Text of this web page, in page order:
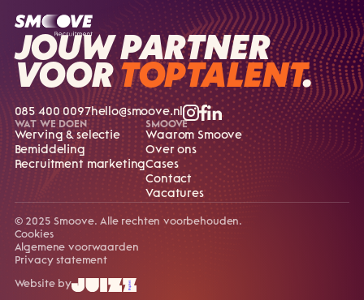
JOUW PARTNER
VOORTOPTALENT.
085 400 0097hello@smoove.nl
WAT WE DOEN
Werving & selectie
Bemiddeling
Recruitment marketing
SMOOVE
Waarom Smoove
Over ons
Cases
Contact
Vacatures
© 2025 Smoove. Alle rechten voorbehouden.
Cookies
Algemene voorwaarden
Privacy statement
Website by